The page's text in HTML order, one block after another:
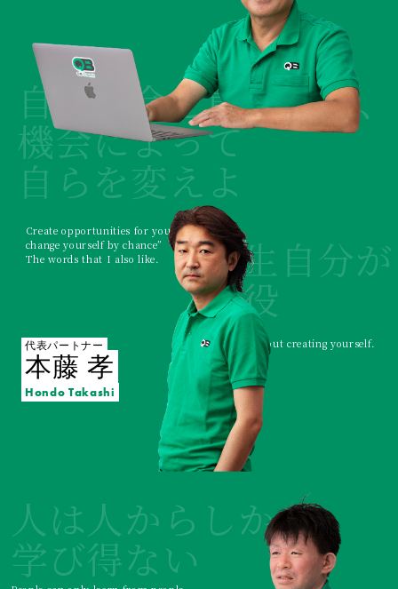
自ら機会を創り出し、
機会によって
自らを変えよ
Create opportunities for yourself,
change yourself by chance”
The words that I also like.
代表パートナー
本藤 孝
Hondo Takashi
人生自分が
主役
Life is about creating yourself.
人は人からしか
学び得ない